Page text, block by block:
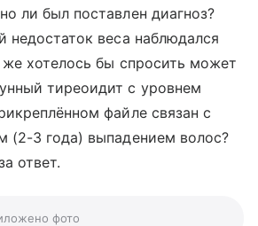
ли был поставлен диагноз?
недостаток веса наблюдался
же хотелось бы спросить может
тиреоидит с уровнем
файле связан с
(2-3 года) выпадением волос?
ответ.
фото